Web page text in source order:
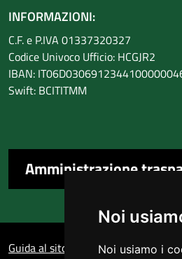
Noi
Noi usiamo i
INFORMAZIONI:
C.F. e P.IVA 01337320327
Codice Univoco Ufficio: HCGJR2
IBAN:
Swift: BCITITMM
Amministrazione
Guida al sito